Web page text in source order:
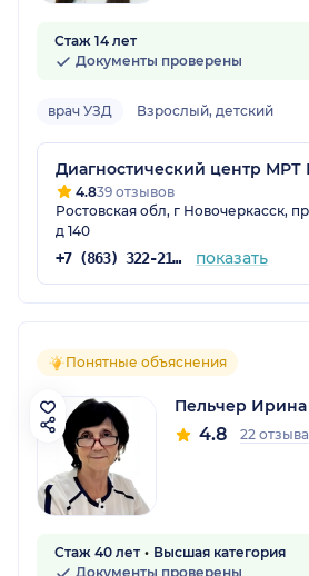
Стаж 14 лет
Документы проверены
врач УЗД Взрослый, детский
Диагностический центр МРТ
4.839 отзывов
Ростовская обл, г Новочеркасск,
д 140
+7 (863) 322-21-93 показать
Понятные объяснения
Пельчер
4.8 22 отзыва
Стаж 40 лет
Высшая категория
Документы проверены